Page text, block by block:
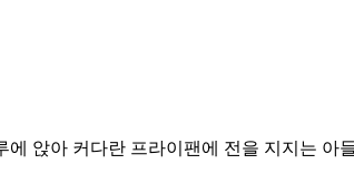
앉아 커다란 프라이팬에 전을 지지는 아